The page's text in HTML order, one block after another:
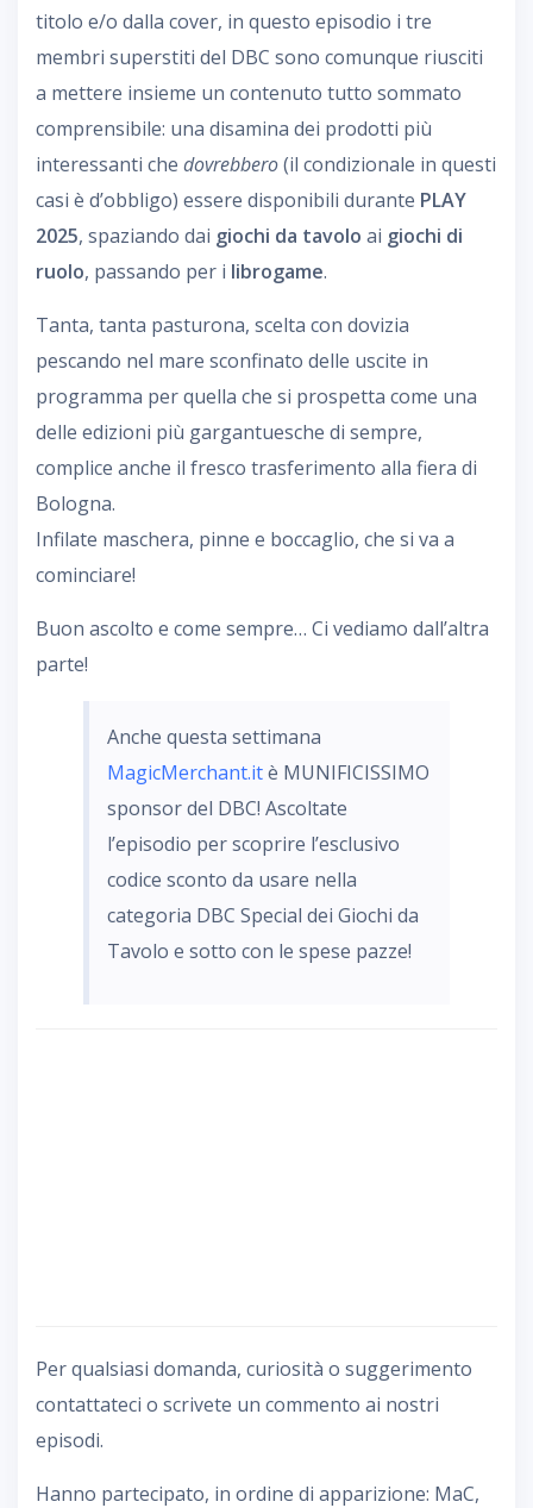
titolo e/o dalla cover, in questo episodio i tre
membri superstiti del DBC sono comunque riusciti
a mettere insieme un contenuto tutto sommato
comprensibile: una disamina dei prodotti più
interessanti che dovrebbero(il condizionale in questi
casi è d’obbligo) essere disponibili durante PLAY
2025, spaziando dai giochi da tavolo ai giochi di
ruolo, passando per i librogame.
Tanta, tanta pasturona, scelta con dovizia
pescando nel mare sconfinato delle uscite in
programma per quella che si prospetta come una
delle edizioni più gargantuesche di sempre,
complice anche il fresco trasferimento alla fiera di
Bologna.
Infilate maschera, pinne e boccaglio, che si va a
cominciare!
Buon ascolto e come sempre… Ci vediamo dall’altra
parte!
Anche questa settimana
MagicMerchant.itè MUNIFICISSIMO
sponsor del DBC! Ascoltate
l’episodio per scoprire l’esclusivo
codice sconto da usare nella
categoria DBC Special dei Giochi da
Tavolo e sotto con le spese pazze!
Per qualsiasi domanda, curiosità o suggerimento
contattateci o scrivete un commento ai nostri
episodi.
Hanno partecipato, in ordine di apparizione: MaC,